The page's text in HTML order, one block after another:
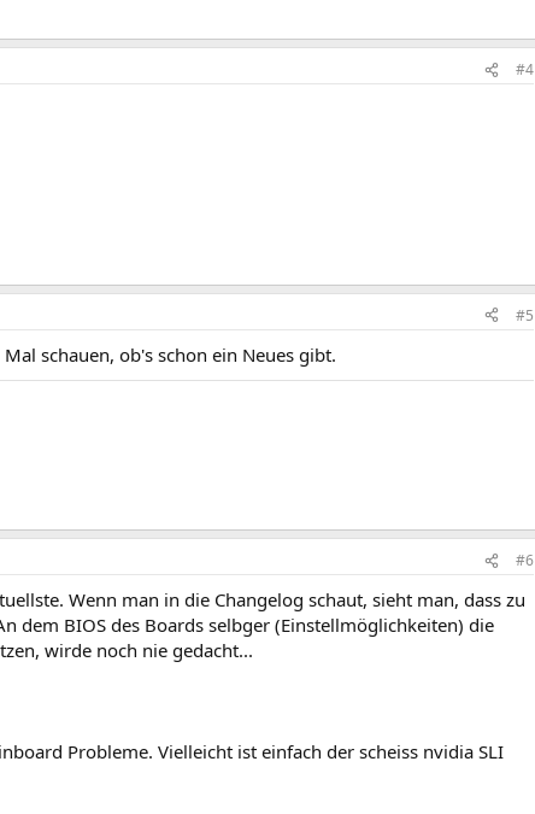
#4
#5
schauen, ob's schon ein Neues gibt.
#6
Wenn man in die Changelog schaut, sieht man, dass zu
dem BIOS des Boards selbger (Einstellmöglichkeiten) die
wirde noch nie gedacht...
Probleme. Vielleicht ist einfach der scheiss nvidia SLI